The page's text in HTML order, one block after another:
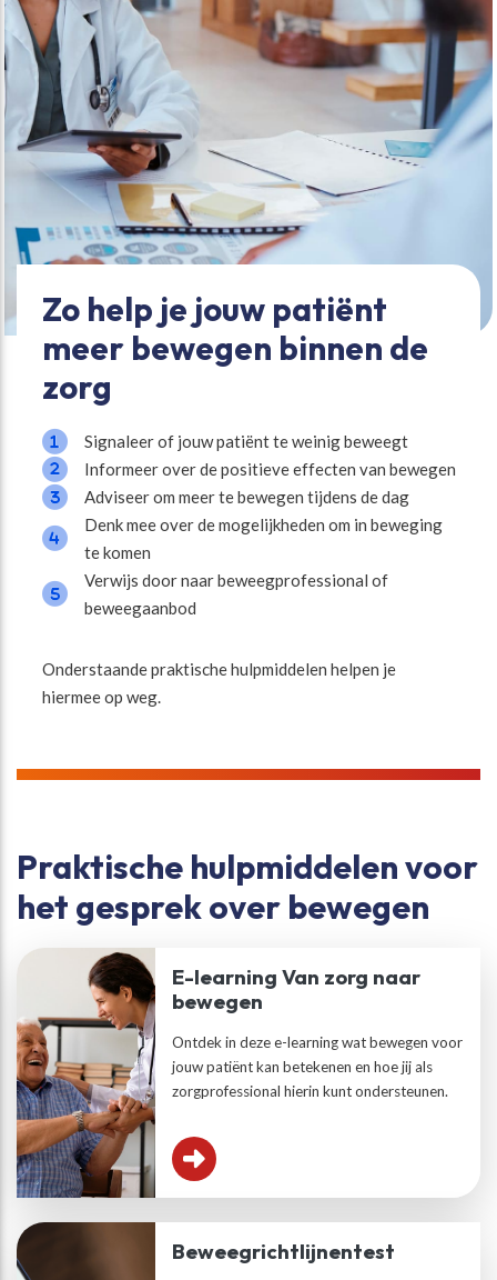
Zo help je jouw patiënt
meer bewegen binnen de
zorg
Signaleer of jouw patiënt te weinig beweegt
Informeer over de positieve effecten van bewegen
Adviseer om meer te bewegen tijdens de dag
Denk mee over de mogelijkheden om in beweging
te komen
Verwijs door naar beweegprofessional of
beweegaanbod
Onderstaande praktische hulpmiddelen helpen je
hiermee op weg.
Praktische hulpmiddelen voor
het gesprek over bewegen
E-learning Van zorg naar
bewegen
Ontdek in deze e-learning wat bewegen voor
jouw patiënt kan betekenen en hoe jij als
zorgprofessional hierin kunt ondersteunen.
Beweegrichtlijnentest